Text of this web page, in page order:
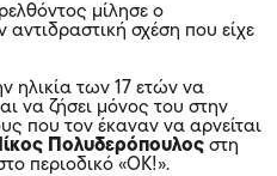
μίλησε ο
σχέση που είχε
ηλικία των 17 ετών να
να ζήσει μόνος του στην
που τον έκαναν να αρνείται
Πολυδερόπουλος στη
περιοδικό «ΟΚ!».